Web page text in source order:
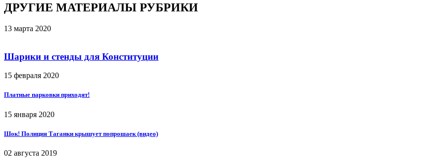
ДРУГИЕ МАТЕРИАЛЫ РУБРИКИ
13 марта 2020
Шарики и стенды для Конституции
15 февраля 2020
Платные парковки приходят!
15 января 2020
Шок! Полиция Таганки крышует попрошаек (видео)
02 августа 2019